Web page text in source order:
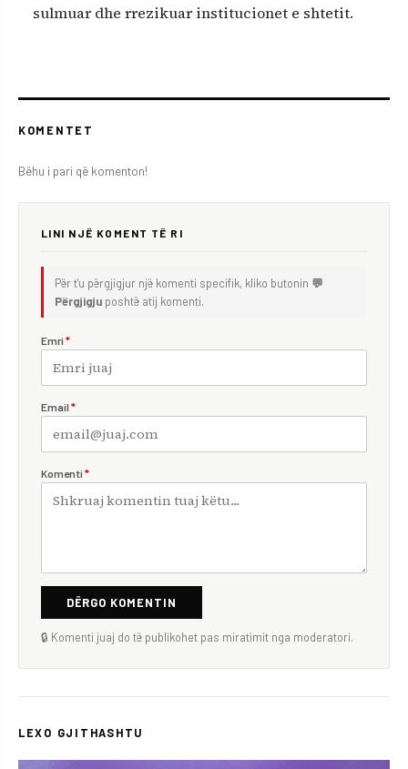
sulmuar dhe rrezikuar institucionet e shtetit.
KOMENTET
Bëhu i pari që komenton!
LINI NJË KOMENT TË RI
Për t'u përgjigjur një komenti specifik, kliko butonin 💬
Përgjigju poshtë atij komenti.
Emri *
Email *
Komenti *
DËRGO KOMENTIN
🔒 Komenti juaj do të publikohet pas miratimit nga moderatori.
LEXO GJITHASHTU